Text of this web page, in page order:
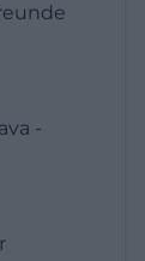
-